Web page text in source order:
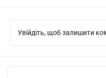
Увійдіть, щоб залишити